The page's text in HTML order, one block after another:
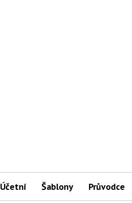
Účetní Šablony Průvodce